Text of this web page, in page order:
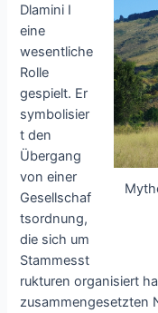
Dlamini I
eine
wesentliche
Rolle
gespielt. Er
symbolisier
t den
Übergang
von einer
Gesellschaf
tsordnung,
die sich um
Stammesst
rukturen organisiert
zusammengesetzten